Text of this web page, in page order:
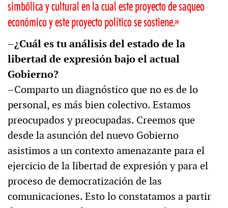
simbólica y cultural en la cual este proyecto de saqueo
económico y este proyecto político se sostiene.»
–¿Cuál es tu análisis del estado de la
libertad de expresión bajo el actual
Gobierno?
–Comparto un diagnóstico que no es de lo
personal, es más bien colectivo. Estamos
preocupados y preocupadas. Creemos que
desde la asunción del nuevo Gobierno
asistimos a un contexto amenazante para el
ejercicio de la libertad de expresión y para el
proceso de democratización de las
comunicaciones. Esto lo constatamos a partir